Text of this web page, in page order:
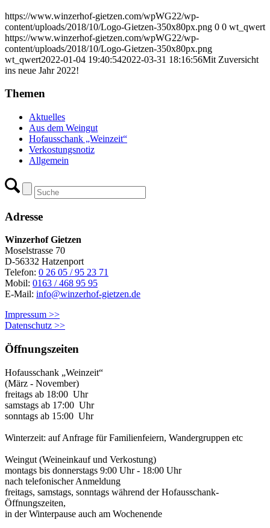
https://www.winzerhof-gietzen.com/wpWG22/wp-
content/uploads/2018/10/Logo-Gietzen-350x80px.png 0 0 wt_qwert
https://www.winzerhof-gietzen.com/wpWG22/wp-
content/uploads/2018/10/Logo-Gietzen-350x80px.png
wt_qwert2022-01-04 19:40:542022-03-31 18:16:56Mit Zuversicht
ins neue Jahr 2022!
Themen
Aktuelles
Aus dem Weingut
Hofausschank „Weinzeit“
Verkostungsnotiz
Allgemein
Adresse
Winzerhof Gietzen
Moselstrasse 70
D-56332 Hatzenport
Telefon: 0 26 05 / 95 23 71
Mobil: 0163 / 468 95 95
E-Mail: info@winzerhof-gietzen.de
Impressum >>
Datenschutz >>
Öffnungszeiten
Hofausschank „Weinzeit“
(März - November)
freitags ab 18:00 Uhr
samstags ab 17:00 Uhr
sonntags ab 15:00 Uhr
Winterzeit: auf Anfrage für Familienfeiern, Wandergruppen etc
Weingut (Weineinkauf und Verkostung)
montags bis donnerstags 9:00 Uhr - 18:00 Uhr
nach telefonischer Anmeldung
freitags, samstags, sonntags während der Hofausschank-
Öffnungszeiten,
in der Winterpause auch am Wochenende